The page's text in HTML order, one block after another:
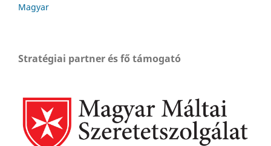
Magyar
Stratégiai partner és fő támogató